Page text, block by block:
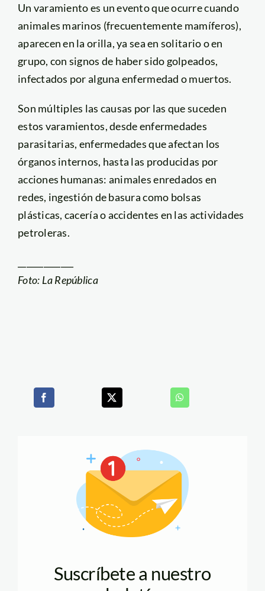
Un varamiento es un evento que ocurre cuando
animales marinos (frecuentemente mamíferos),
aparecen en la orilla, ya sea en solitario o en
grupo, con signos de haber sido golpeados,
infectados por alguna enfermedad o muertos.
Son múltiples las causas por las que suceden
estos varamientos, desde enfermedades
parasitarias, enfermedades que afectan los
órganos internos, hasta las producidas por
acciones humanas: animales enredados en
redes, ingestión de basura como bolsas
plásticas, cacería o accidentes en las actividades
petroleras.
Foto: La República
Suscríbete a nuestro